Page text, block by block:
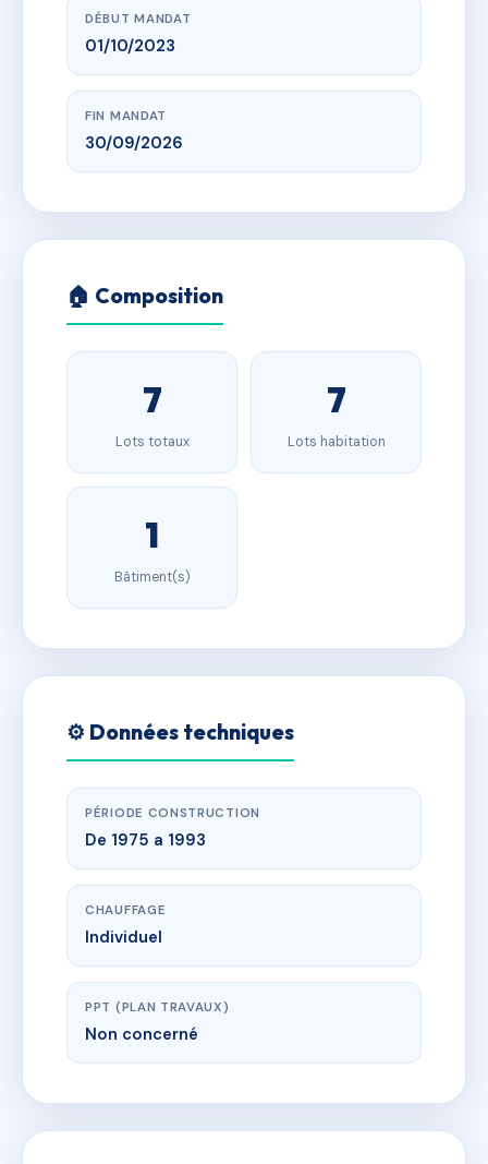
DÉBUT MANDAT
01/10/2023
FIN MANDAT
30/09/2026
🏠 Composition
7
Lots totaux
7
Lots habitation
1
Bâtiment(s)
⚙️ Données techniques
PÉRIODE CONSTRUCTION
De 1975 a 1993
CHAUFFAGE
Individuel
PPT (PLAN TRAVAUX)
Non concerné